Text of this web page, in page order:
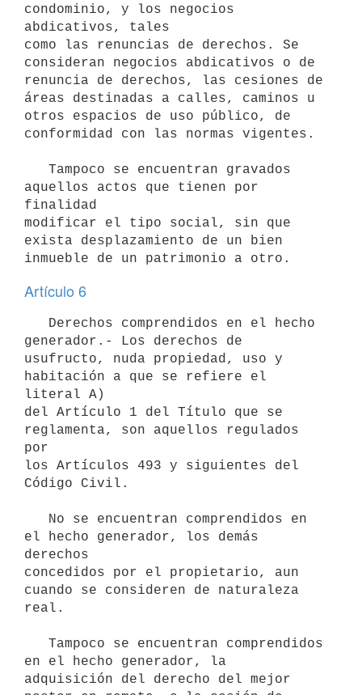
condominio, y los negocios
abdicativos, tales
como las renuncias de derechos. Se
consideran negocios abdicativos o de
renuncia de derechos, las cesiones de
áreas destinadas a calles, caminos u
otros espacios de uso público, de
conformidad con las normas vigentes.
aquellos actos que tienen por
finalidad
modificar el tipo social, sin que
exista desplazamiento de un bien
Artículo 6
generador.- Los derechos de
usufructo, nuda propiedad, uso y
habitación a que se refiere el
literal A)
del Artículo 1 del Título que se
reglamenta, son aquellos regulados
por
los Artículos 493 y siguientes del
Código Civil.
el hecho generador, los demás
derechos
concedidos por el propietario, aun
cuando se consideren de naturaleza
real.
en el hecho generador, la
adquisición del derecho del mejor